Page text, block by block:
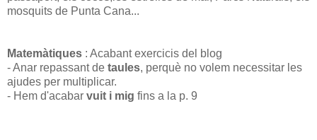
mosquits de Punta Cana...
Matemàtiques : Acabant exercicis del blog
- Anar repassant de taules, perquè no volem necessitar les
ajudes per multiplicar.
- Hem d'acabar vuit i mig fins a la p. 9